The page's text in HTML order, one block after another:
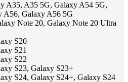
A35, A35 5G, Galaxy A54 5G,
A56, Galaxy A56 5G
Note 20, Galaxy Note 20 Ultra
S20
S21
S22
S23, Galaxy S23+
S24, Galaxy S24+, Galaxy S24